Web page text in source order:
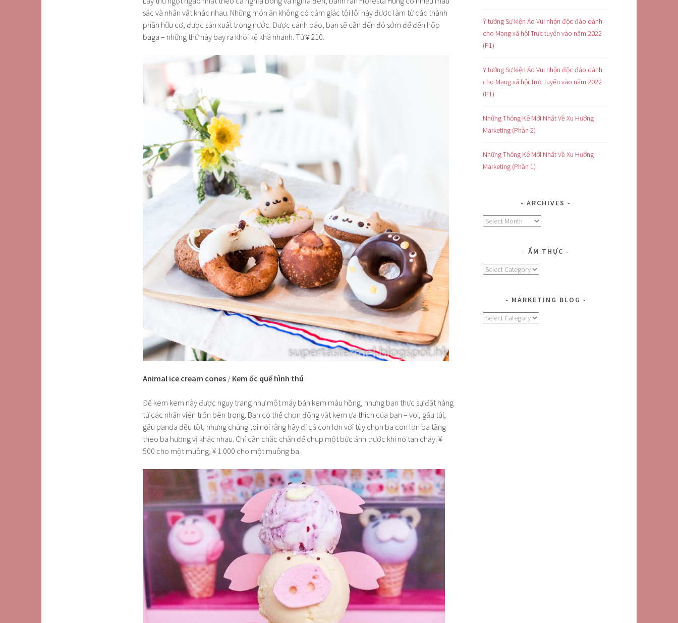
sắc và nhân vật khác nhau. Những món ăn không có cảm giác tội lỗi này được làm từ các thành
phần hữu cơ, được sản xuất trong nước. Được cảnh báo, bạn sẽ cần đến đó sớm để đến hộp
baga – những thứ này bay ra khỏi kệ khá nhanh. Từ ¥ 210.
Animal ice cream cones / Kem ốc quế hình thú
Đế kem kem này được ngụy trang như một máy bán kem màu hồng, nhưng bạn thực sự đặt hàng
từ các nhân viên trốn bên trong. Bạn có thể chọn động vật kem ưa thích của bạn – voi, gấu túi,
gấu panda đều tốt, nhưng chúng tôi nói rằng hãy đi cả con lợn với tùy chọn ba con lợn ba tầng
theo ba hương vị khác nhau. Chỉ cần chắc chắn để chụp một bức ảnh trước khi nó tan chảy. ¥
500 cho một muỗng, ¥ 1.000 cho một muỗng ba.
Ý tưởng Sự kiện Ảo Vui nhộn độc đáo dành
cho Mạng xã hội Trực tuyến vào năm 2022
(P1)
Ý tưởng Sự kiện Ảo Vui nhộn độc đáo dành
cho Mạng xã hội Trực tuyến vào năm 2022
(P1)
Những Thống Kê Mới Nhất Về Xu Hướng
Marketing (Phần 2)
Những Thống Kê Mới Nhất Về Xu Hướng
Marketing (Phần 1)
ARCHIVES
Archives
ẨM THỰC
Ẩm
MARKETING BLOG
MARKETING